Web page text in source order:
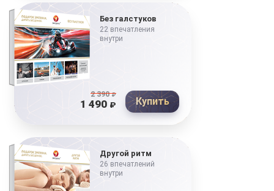
Без галстуков
22 впечатления
внутри
2 390₽
1 490 ₽ Купить
Другой ритм
26 впечатлений
внутри